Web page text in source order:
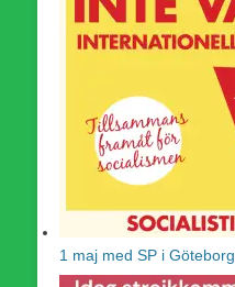
1 maj med SP i Göteborg